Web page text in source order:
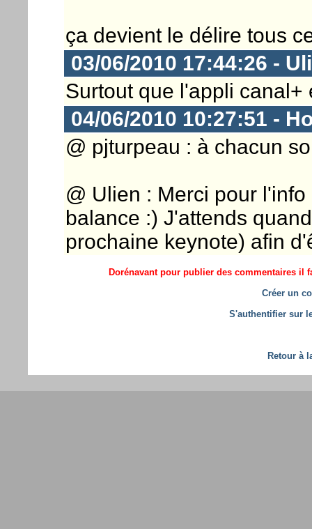
ça devient le délire tous
03/06/2010 17:44:26 -
Surtout que l'appli canal+
04/06/2010 10:27:51 -
@ pjturpeau : à chacun
@ Ulien : Merci pour
balance :) J'attends
prochaine keynote) afin
Dorénavant pour publier des commentaires il
Créer un
S'authentifier sur
Retour à